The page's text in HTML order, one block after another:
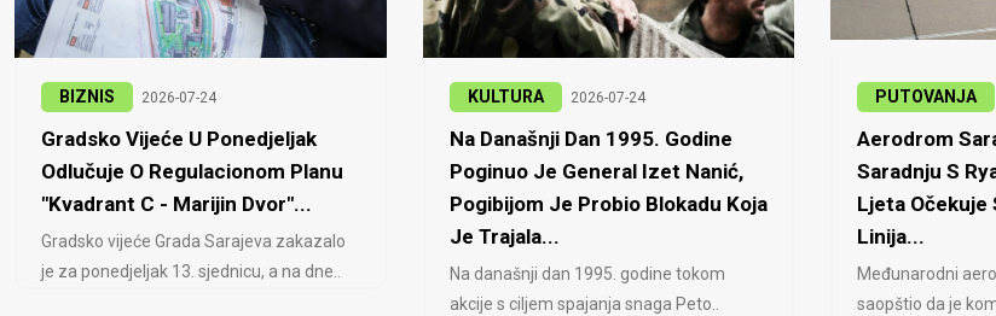
BIZNIS 2026-07-24
Gradsko Vijeće U Ponedjeljak
Odlučuje O Regulacionom Planu
"Kvadrant C - Marijin Dvor"...
Gradsko vijeće Grada Sarajeva zakazalo
je za ponedjeljak 13. sjednicu, a na dne..
KULTURA 2026-07-24
Na Današnji Dan 1995. Godine
Poginuo Je General Izet Nanić,
Pogibijom Je Probio Blokadu Koja
Je Trajala...
Na današnji dan 1995. godine tokom
akcije s ciljem spajanja snaga Peto..
PUTOVANJA
Aerodrom
Saradnju S
Ljeta Očekuje
Linija...
Međunarodni
saopštio da je